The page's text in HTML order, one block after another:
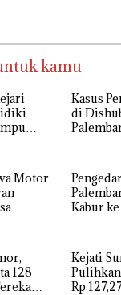
kamu
Kasus
di
Motor
Kabur
128
Kejati
Rp